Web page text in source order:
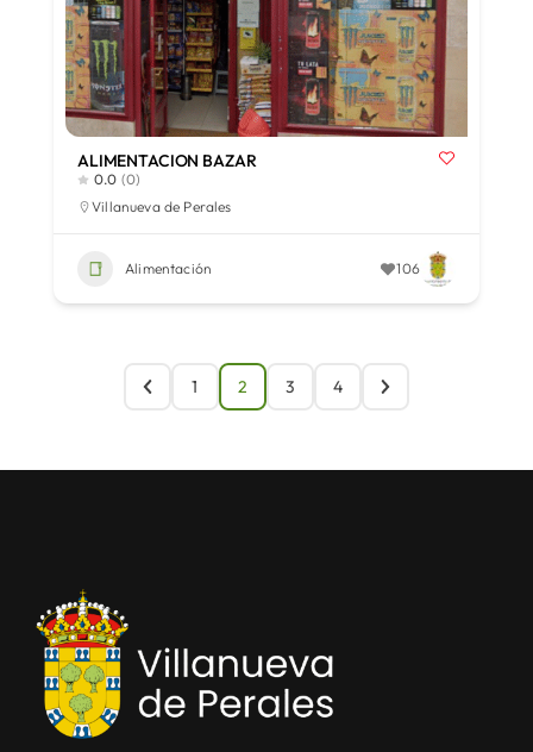
ALIMENTACION BAZAR
0.0 (0)
Villanueva de Perales
Alimentación 106
1 2 3 4